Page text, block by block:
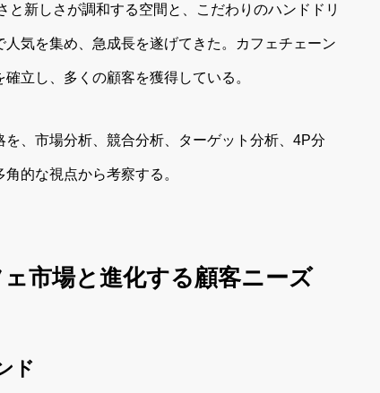
新しさが調和する空間と、こだわりのハンドドリ
気を集め、急成長を遂げてきた。カフェチェーン
立し、多くの顧客を獲得している。
、市場分析、競合分析、ターゲット分析、4P分
的な視点から考察する。
市場と進化する顧客ニーズ
ド